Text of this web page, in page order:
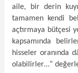
aile, bir derin
tamamen kendi
açtırmaya bütçesi
kapsamında
hisseler oranında
olabilirler…”